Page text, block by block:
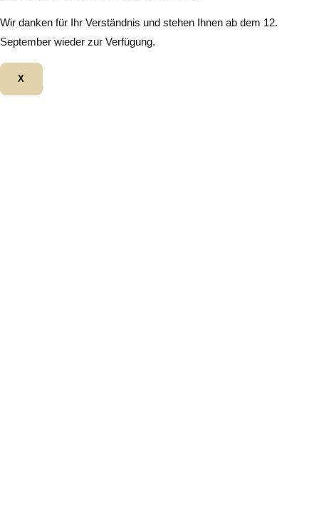
Wir danken für Ihr Verständnis und stehen Ihnen ab dem 12.
September wieder zur Verfügung.
X